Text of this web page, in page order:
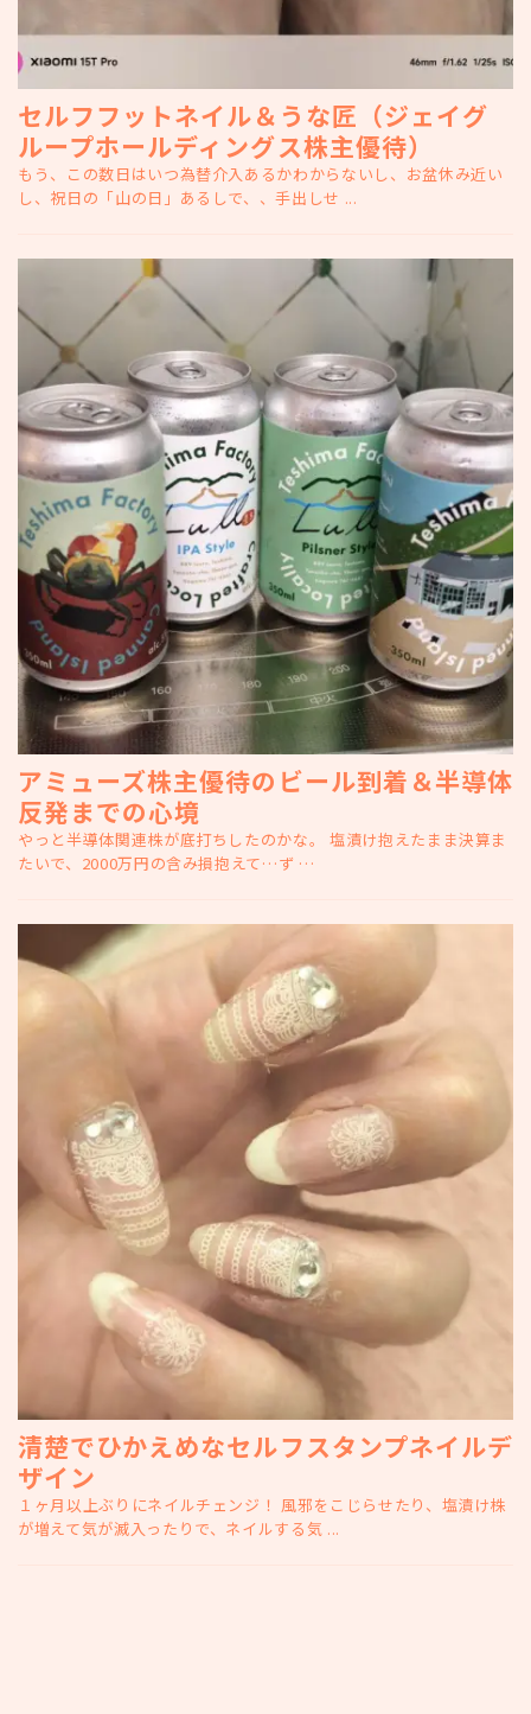
セルフフットネイル＆うな匠（ジェイグ
ループホールディングス株主優待）
もう、この数日はいつ為替介入あるかわからないし、お盆休み近い
し、祝日の「山の日」あるしで、、手出しせ ...
アミューズ株主優待のビール到着＆半導体
反発までの心境
やっと半導体関連株が底打ちしたのかな。 塩漬け抱えたまま決算ま
たいで、2000万円の含み損抱えて…ず …
清楚でひかえめなセルフスタンプネイルデ
ザイン
１ヶ月以上ぶりにネイルチェンジ！ 風邪をこじらせたり、塩漬け株
が増えて気が滅入ったりで、ネイルする気 ...